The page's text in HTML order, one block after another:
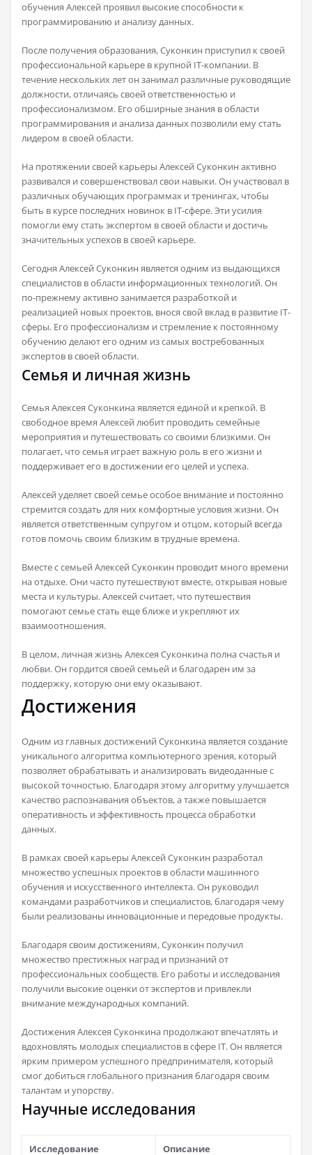
обучения Алексей проявил высокие способности к
программированию и анализу данных.
После получения образования, Суконкин приступил к своей
профессиональной карьере в крупной IT-компании. В
течение нескольких лет он занимал различные руководящие
должности, отличаясь своей ответственностью и
профессионализмом. Его обширные знания в области
программирования и анализа данных позволили ему стать
лидером в своей области.
На протяжении своей карьеры Алексей Суконкин активно
развивался и совершенствовал свои навыки. Он участвовал в
различных обучающих программах и тренингах, чтобы
быть в курсе последних новинок в IT-сфере. Эти усилия
помогли ему стать экспертом в своей области и достичь
значительных успехов в своей карьере.
Сегодня Алексей Суконкин является одним из выдающихся
специалистов в области информационных технологий. Он
по-прежнему активно занимается разработкой и
реализацией новых проектов, внося свой вклад в развитие IT-
сферы. Его профессионализм и стремление к постоянному
обучению делают его одним из самых востребованных
экспертов в своей области.
Семья и личная жизнь
Семья Алексея Суконкина является единой и крепкой. В
свободное время Алексей любит проводить семейные
мероприятия и путешествовать со своими близкими. Он
полагает, что семья играет важную роль в его жизни и
поддерживает его в достижении его целей и успеха.
Алексей уделяет своей семье особое внимание и постоянно
стремится создать для них комфортные условия жизни. Он
является ответственным супругом и отцом, который всегда
готов помочь своим близким в трудные времена.
Вместе с семьей Алексей Суконкин проводит много времени
на отдыхе. Они часто путешествуют вместе, открывая новые
места и культуры. Алексей считает, что путешествия
помогают семье стать еще ближе и укрепляют их
взаимоотношения.
В целом, личная жизнь Алексея Суконкина полна счастья и
любви. Он гордится своей семьей и благодарен им за
поддержку, которую они ему оказывают.
Достижения
Одним из главных достижений Суконкина является создание
уникального алгоритма компьютерного зрения, который
позволяет обрабатывать и анализировать видеоданные с
высокой точностью. Благодаря этому алгоритму улучшается
качество распознавания объектов, а также повышается
оперативность и эффективность процесса обработки
данных.
В рамках своей карьеры Алексей Суконкин разработал
множество успешных проектов в области машинного
обучения и искусственного интеллекта. Он руководил
командами разработчиков и специалистов, благодаря чему
были реализованы инновационные и передовые продукты.
Благодаря своим достижениям, Суконкин получил
множество престижных наград и признаний от
профессиональных сообществ. Его работы и исследования
получили высокие оценки от экспертов и привлекли
внимание международных компаний.
Достижения Алексея Суконкина продолжают впечатлять и
вдохновлять молодых специалистов в сфере IT. Он является
ярким примером успешного предпринимателя, который
смог добиться глобального признания благодаря своим
талантам и упорству.
Научные исследования
Исследование Описание